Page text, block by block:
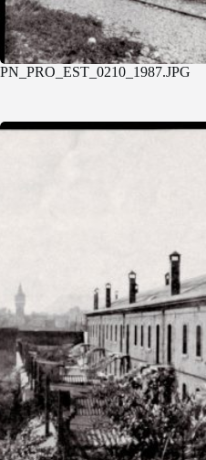
PN_PRO_EST_0210_1987.JPG